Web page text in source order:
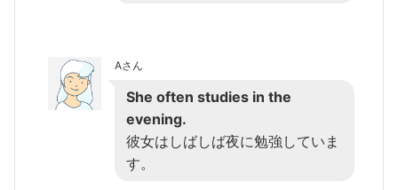
Aさん
She often studies in the
evening.
彼女はしばしば夜に勉強していま
す。